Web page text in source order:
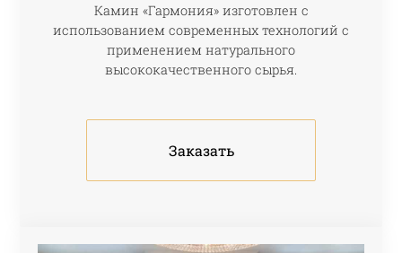
Камин «Гармония» изготовлен с
использованием современных технологий с
применением натурального
высококачественного сырья.
Заказать